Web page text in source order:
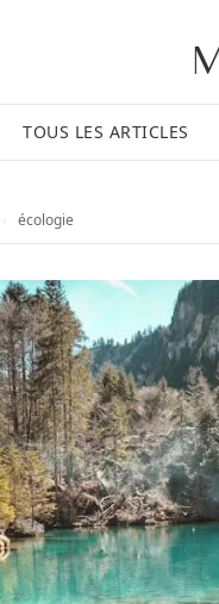
TOUS LES ARTICLES
écologie